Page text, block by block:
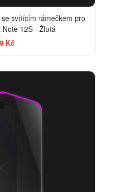
svítícím rámečkem pro
12S - Žlutá
Kč